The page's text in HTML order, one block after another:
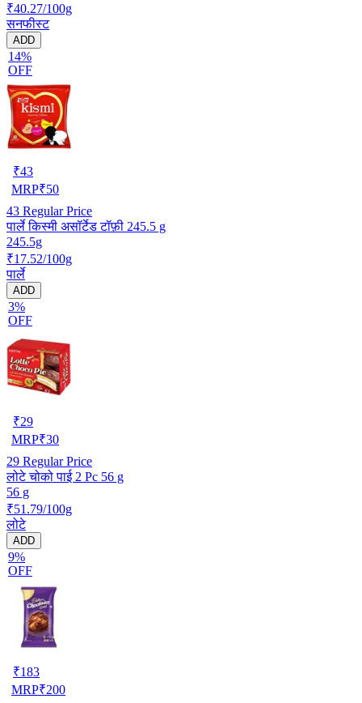
₹40.27/100g
सनफीस्ट
ADD
14%
OFF
₹43
MRP₹50
43 Regular Price
पार्ले किस्मी असॉर्टेड टॉफ़ी 245.5 g
245.5g
₹17.52/100g
पार्ले
ADD
3%
OFF
₹29
MRP₹30
29 Regular Price
लोटे चोको पाई 2 Pc 56 g
56 g
₹51.79/100g
लोटे
ADD
9%
OFF
₹183
MRP₹200